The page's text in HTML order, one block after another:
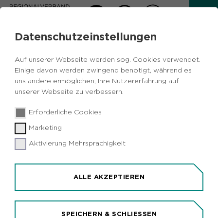
Datenschutzeinstellungen
Auf unserer Webseite werden sog. Cookies verwendet.
Einige davon werden zwingend benötigt, während es
uns andere ermöglichen, Ihre Nutzererfahrung auf
unserer Webseite zu verbessern.
Erforderliche Cookies
Marketing
Aktivierung Mehrsprachigkeit
ALLE AKZEPTIEREN
SPEICHERN & SCHLIESSEN
AKTUELLES
Zurück
Ruhr Herne
Einladung zum Pressetermin: SDW und
RVR planen Pflanzaktion mit Bürgern
Herne (idr). Die Schutzgemeinschaft Deutscher